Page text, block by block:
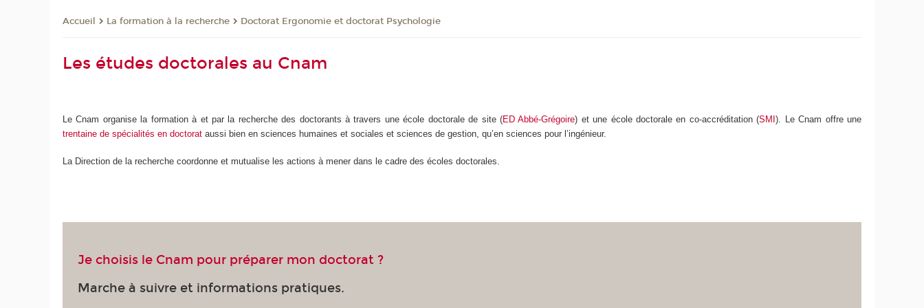
Accueil La formation à la recherche Doctorat Ergonomie et doctorat Psychologie
Les études doctorales au Cnam
Le Cnam organise la formation à et par la recherche des doctorants à travers une école doctorale de site (ED Abbé-Grégoire) et une école doctorale en co-accréditation (SMI). Le Cnam offre une
trentaine de spécialités en doctorat aussi bien en sciences humaines et sociales et sciences de gestion, qu’en sciences pour l’ingénieur.
La Direction de la recherche coordonne et mutualise les actions à mener dans le cadre des écoles doctorales.
Je choisis le Cnam pour préparer mon doctorat ?
Marche à suivre et informations pratiques.